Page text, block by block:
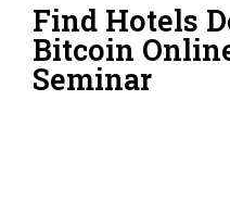
Find Hotels
Bitcoin
Seminar